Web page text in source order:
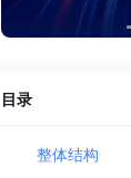
目录
整体结构